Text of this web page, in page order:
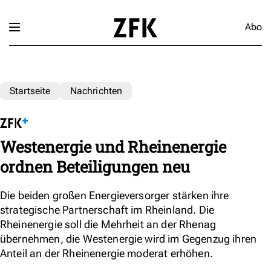
Abo
Startseite Nachrichten
Westenergie und Rheinenergie
ordnen Beteiligungen neu
Die beiden großen Energieversorger stärken ihre
strategische Partnerschaft im Rheinland. Die
Rheinenergie soll die Mehrheit an der Rhenag
übernehmen, die Westenergie wird im Gegenzug ihren
Anteil an der Rheinenergie moderat erhöhen.